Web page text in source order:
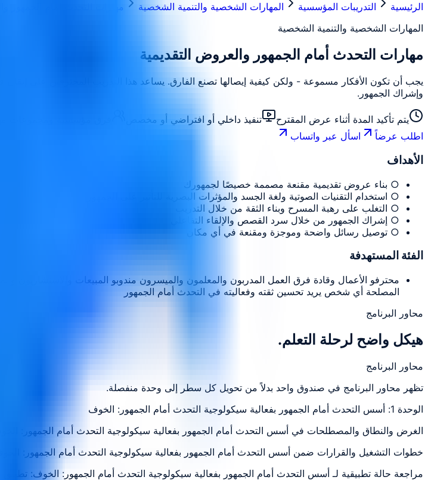
الرئيسية التدريبات المؤسسية المهارات الشخصية والتنمية الشخصية
مهارات التحدث أمام الجمهور
المهارات الشخصية والتنمية الشخصية
مهارات التحدث أمام الجمهور والعروض التقديمية
يجب أن تكون الأفكار مسموعة - ولكن كيفية إيصالها تصنع الفارق. يساعد هذا التدريب المحترفين على
وإشراك الجمهور.
يتم تأكيد المدة أثناء عرض المقترح تنفيذ داخلي أو افتراضي أو مخصص
اطلب عرضاً
اسأل عبر واتساب
الأهداف
○ بناء عروض تقديمية مقنعة مصممة خصيصًا لجمهورك
○ استخدام التقنيات الصوتية ولغة الجسد والمؤثرات البصرية للتأثير على الجمهور
○ التغلب على رهبة المسرح وبناء الثقة من خلال التدريب
○ إشراك الجمهور من خلال سرد القصص والإلقاء التفاعلي
○ توصيل رسائل واضحة وموجزة ومقنعة في أي مكان
الفئة المستهدفة
محترفو الأعمال وقادة فرق العمل المدربون والمعلمون والميسرون مندوبو المبيعات والاستشاريون
المصلحة أي شخص يريد تحسين ثقته وفعاليته في التحدث أمام الجمهور
محاور البرنامج
هيكل واضح لرحلة التعلم.
محاور البرنامج
تظهر محاور البرنامج في صندوق واحد بدلاً من تحويل كل سطر إلى وحدة منفصلة.
الوحدة 1: أسس التحدث أمام الجمهور بفعالية سيكولوجية التحدث أمام الجمهور: الخوف
الغرض والنطاق والمصطلحات في أسس التحدث أمام الجمهور بفعالية سيكولوجية التحدث أمام الجمهور:
خطوات التشغيل والقرارات ضمن أسس التحدث أمام الجمهور بفعالية سيكولوجية التحدث أمام الجمهور:
مراجعة حالة تطبيقية لـ أسس التحدث أمام الجمهور بفعالية سيكولوجية التحدث أمام الجمهور: الخوف: